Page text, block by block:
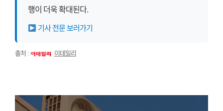
행이 더욱 확대된다.
기사 전문 보러가기
출처 : 이데일리